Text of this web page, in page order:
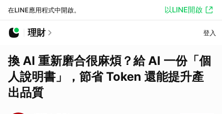
在LINE應用程式中開啟。 以LINE開啟
理財 登入
換 AI 重新磨合很麻煩？給 AI 一份「個
人說明書」，節省 Token 還能提升產
出品質